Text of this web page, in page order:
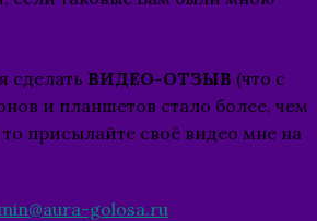
сделать ВИДЕО-ОТЗЫВ (что с
и планшетов стало более, чем
то присылайте своё видео мне на
golosa.ru